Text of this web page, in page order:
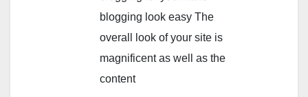
blogging look easy The
overall look of your site is
magnificent as well as the
content